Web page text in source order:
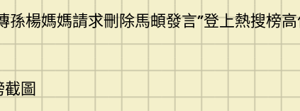
孫楊媽媽請求刪除馬頔發言”登上熱搜榜
圖